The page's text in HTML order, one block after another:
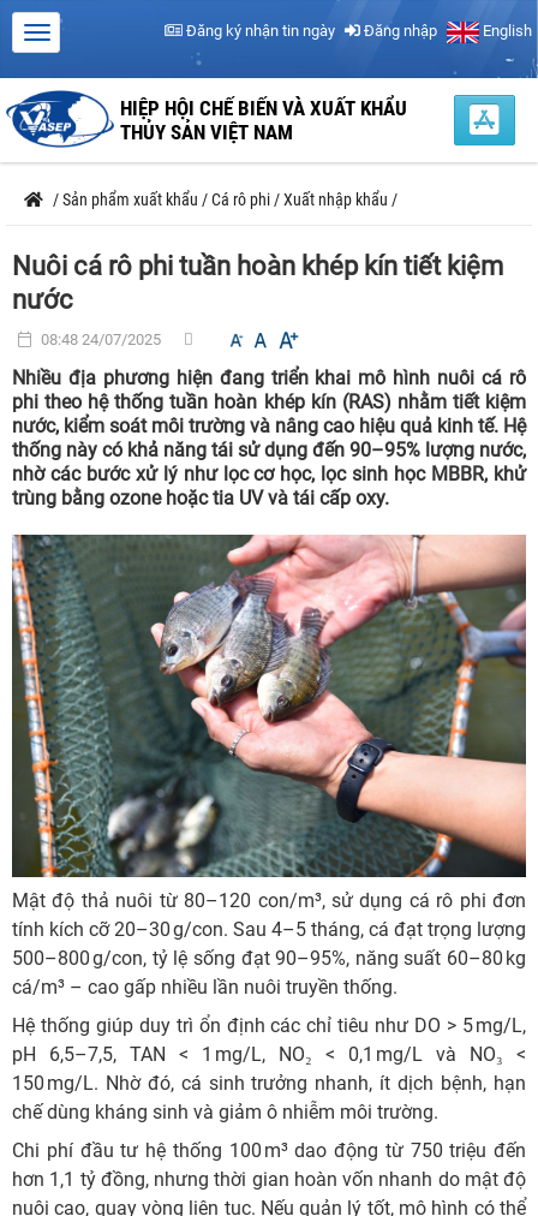
Đăng ký nhận tin ngày Đăng nhập English
HIỆP HỘI CHẾ BIẾN VÀ XUẤT KHẨU
THỦY SẢN VIỆT NAM
/Sản phẩm xuất khẩu /Cá rô phi /Xuất nhập khẩu /
Nuôi cá rô phi tuần hoàn khép kín tiết kiệm
nước
08:48 24/07/2025
Nhiều địa phương hiện đang triển khai mô hình nuôi cá rô
phi theo hệ thống tuần hoàn khép kín (RAS) nhằm tiết kiệm
nước, kiểm soát môi trường và nâng cao hiệu quả kinh tế. Hệ
thống này có khả năng tái sử dụng đến 90–95% lượng nước,
nhờ các bước xử lý như lọc cơ học, lọc sinh học MBBR, khử
trùng bằng ozone hoặc tia UV và tái cấp oxy.
Mật độ thả nuôi từ 80–120 con/m³, sử dụng cá rô phi đơn
tính kích cỡ 20–30 g/con. Sau 4–5 tháng, cá đạt trọng lượng
500–800 g/con, tỷ lệ sống đạt 90–95%, năng suất 60–80 kg
cá/m³ – cao gấp nhiều lần nuôi truyền thống.
Hệ thống giúp duy trì ổn định các chỉ tiêu như DO > 5 mg/L,
pH 6,5–7,5, TAN < 1 mg/L, NO₂ < 0,1 mg/L và NO₃ <
150 mg/L. Nhờ đó, cá sinh trưởng nhanh, ít dịch bệnh, hạn
chế dùng kháng sinh và giảm ô nhiễm môi trường.
Chi phí đầu tư hệ thống 100 m³ dao động từ 750 triệu đến
hơn 1,1 tỷ đồng, nhưng thời gian hoàn vốn nhanh do mật độ
nuôi cao, quay vòng liên tục. Nếu quản lý tốt, mô hình có thể